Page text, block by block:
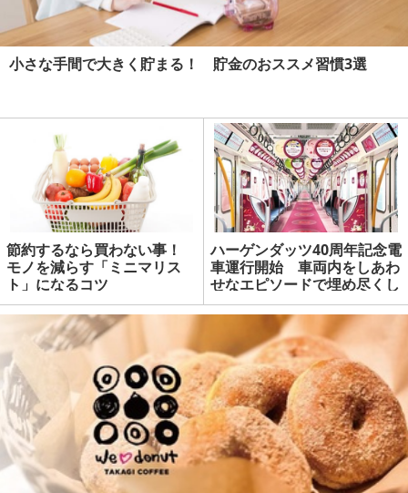
小さな手間で大きく貯まる！ 貯金のおススメ習慣3選
節約するなら買わない事！
モノを減らす「ミニマリス
ト」になるコツ
ハーゲンダッツ40周年記念電
車運行開始 車両内をしあわ
せなエピソードで埋め尽くし
ます | マネーの達人